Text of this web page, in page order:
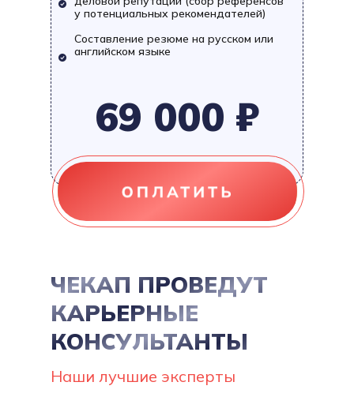
у потенциальных рекомендателей)
Составление резюме на русском или
английском языке
69 000 ₽
ЧЕКАП ПРОВЕДУТ
КАРЬЕРНЫЕ
КОНСУЛЬТАНТЫ
Наши лучшие эксперты